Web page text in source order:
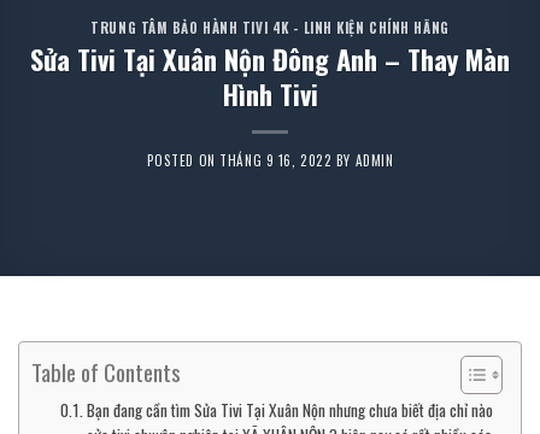
TRUNG TÂM BẢO HÀNH TIVI 4K - LINH KIỆN CHÍNH HÃNG
Sửa Tivi Tại Xuân Nộn Đông Anh – Thay Màn
Hình Tivi
POSTED ON THÁNG 9 16, 2022 BY ADMIN
Table of Contents
Bạn đang cần tìm Sửa Tivi Tại Xuân Nộn nhưng chưa biết địa chỉ nào